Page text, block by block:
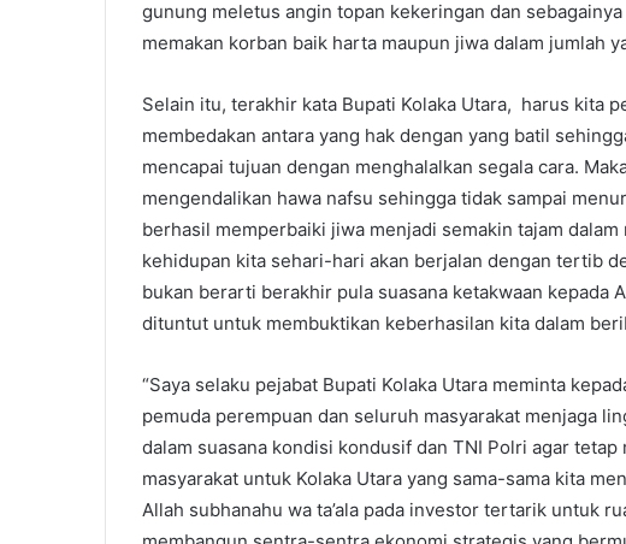
gunung meletus angin topan kekeringan dan
memakan korban baik harta maupun jiwa dalam jumlah
Selain itu, terakhir kata Bupati Kolaka Utara, harus kita
membedakan antara yang hak dengan yang batil
mencapai tujuan dengan menghalalkan segala cara.
mengendalikan hawa nafsu sehingga tidak sampai
berhasil memperbaiki jiwa menjadi semakin tajam
kehidupan kita sehari-hari akan berjalan dengan tertib
bukan berarti berakhir pula suasana ketakwaan kepada
dituntut untuk membuktikan keberhasilan kita dalam
“Saya selaku pejabat Bupati Kolaka Utara meminta
pemuda perempuan dan seluruh masyarakat menjaga
dalam suasana kondisi kondusif dan TNI Polri agar
masyarakat untuk Kolaka Utara yang sama-sama kita
Allah subhanahu wa ta’ala pada investor tertarik untuk